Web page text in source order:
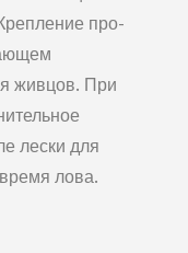
про­
живцов. При
лески для
лова.